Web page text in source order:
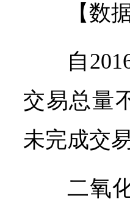
【数
自
交易总量
未完成交
二氧